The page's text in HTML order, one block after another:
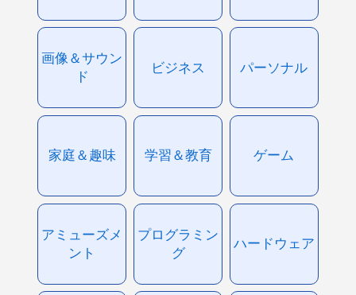
画像＆サウン
ド
ビジネス パーソナル
家庭＆趣味 学習＆教育 ゲーム
アミューズメ
ント
プログラミン
グ
ハードウェア